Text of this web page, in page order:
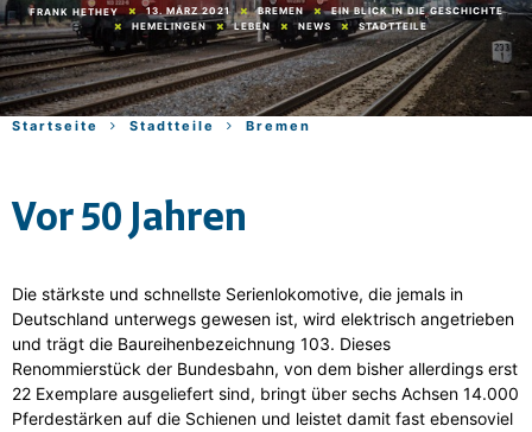
FRANK HETHEY 13. MÄRZ 2021 BREMEN
EIN BLICK IN DIE GESCHICHTE
HEMELINGEN
LEBEN NEWS STADTTEILE
Startseite Stadtteile Bremen
Vor 50 Jahren
Die stärkste und schnellste Serienlokomotive, die jemals in
Deutschland unterwegs gewesen ist, wird elektrisch angetrieben
und trägt die Baureihenbezeichnung 103. Dieses
Renommierstück der Bundesbahn, von dem bisher allerdings erst
22 Exemplare ausgeliefert sind, bringt über sechs Achsen 14.000
Pferdestärken auf die Schienen und leistet damit fast ebensoviel